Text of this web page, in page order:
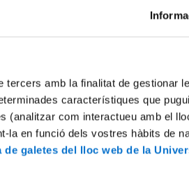
tercers amb la finalitat de gestionar
característiques que
(analitzar com interactueu amb el
la en funció dels vostres hàbits de
de galetes del lloc web de la